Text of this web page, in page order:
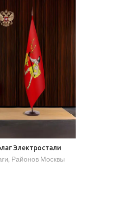
Электростали
, Районов Москвы